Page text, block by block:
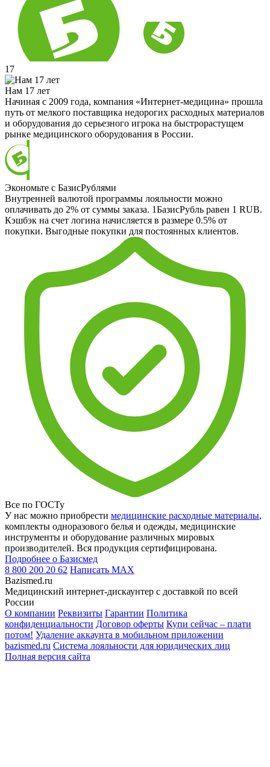
17
Нам 17 лет
Начиная с 2009 года, компания «Интернет-медицина» прошла
путь от мелкого поставщика недорогих расходных материалов
и оборудования до серьезного игрока на быстрорастущем
рынке медицинского оборудования в России.
Экономьте с БазисРублями
Внутренней валютой программы лояльности можно
оплачивать до 2% от суммы заказа. 1БазисРубль равен 1 RUB.
Кэшбэк на счет логина начисляется в размере 0.5% от
покупки. Выгодные покупки для постоянных клиентов.
Все по ГОСТу
У нас можно приобрести медицинские расходные материалы,
комплекты одноразового белья и одежды, медицинские
инструменты и оборудование различных мировых
производителей. Вся продукция сертифицирована.
Подробнее о Базисмед
8 800 200 20 62 Написать MAX
Bazismed.ru
Медицинский интернет-дискаунтер с доставкой по всей
России
О компании Реквизиты Гарантии Политика
конфиденциальности Договор оферты Купи сейчас – плати
потом! Удаление аккаунта в мобильном приложении
bazismed.ru Система лояльности для юридических лиц
Полная версия сайта